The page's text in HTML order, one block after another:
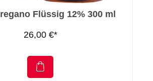
Flüssig 12% 300 ml
26,00 €*